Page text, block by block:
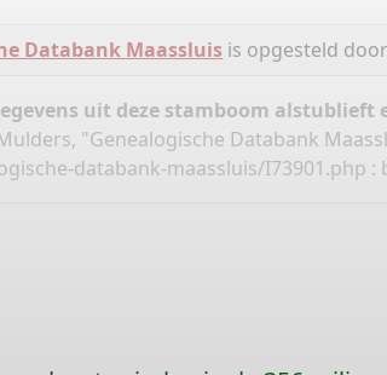
Databank Maassluis is opgesteld door
uit deze stamboom
"Genealogische Databank
databank-maassluis/I73901.php :